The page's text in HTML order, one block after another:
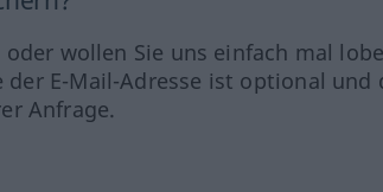
wollen Sie uns einfach mal
der E-Mail-Adresse ist optional und
Anfrage.